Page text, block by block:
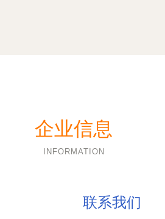
企业信息
INFORMATION
联系我们